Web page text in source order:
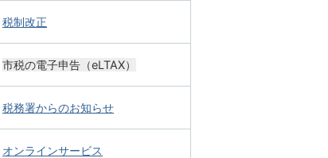
税制改正
市税の電子申告（eLTAX）
税務署からのお知らせ
オンラインサービス